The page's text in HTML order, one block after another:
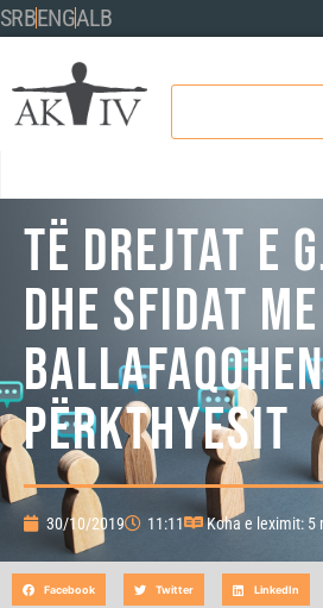
SRBENGALB
TË DREJTAT E
DHE SFIDAT
BALLAFAQOHEN
PËRKTHYESIT
30/10/2019 11:11 Koha e leximit: 5
Facebook Twitter LinkedIn